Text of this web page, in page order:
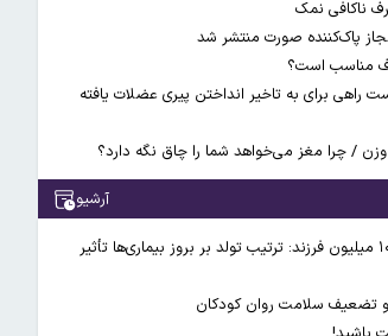
ناکافی نمک
پاک‌کننده صورت منتشر شد
مناسب است؟
راهی برای به تاخیر انداختن پیری عضلات یافته
/ چرا مغز می‌خواهد شما را چاق نگه دارد؟
آرشیو
نتایج تحقیق روی ۱۰ میلیون فرزند: ترتیب تولد بر بروز بیماری‌ها تأثیر
و تضعیف سلامت روان کودکان